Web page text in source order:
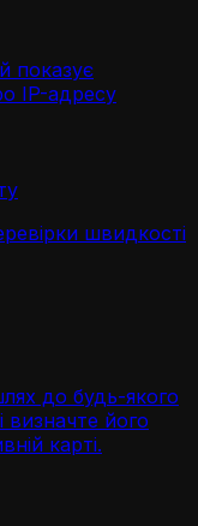
показує
IP-адресу
швидкості
до будь-якого
визначте його
карті.